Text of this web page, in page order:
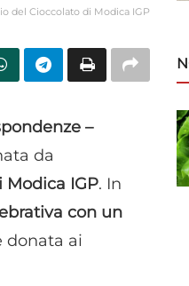
del Cioccolato di Modica IGP
–
da
Modica IGP. In
con un
donata ai